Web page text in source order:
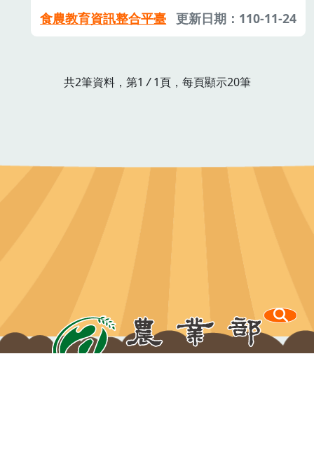
食農教育資訊整合平臺 更新日期：110-11-24
共2筆資料，第1 /1頁，每頁顯示20筆